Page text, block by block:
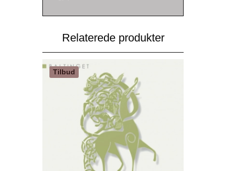
Relaterede produkter
Tilbud